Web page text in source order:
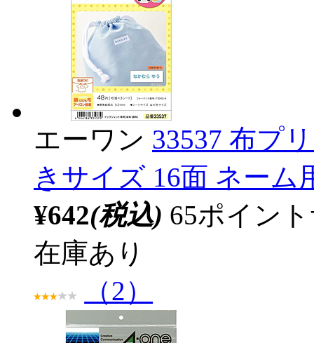
エーワン 33537 布プ
きサイズ 16面 ネーム
¥642(税込) 65ポイン
在庫あり
（2）